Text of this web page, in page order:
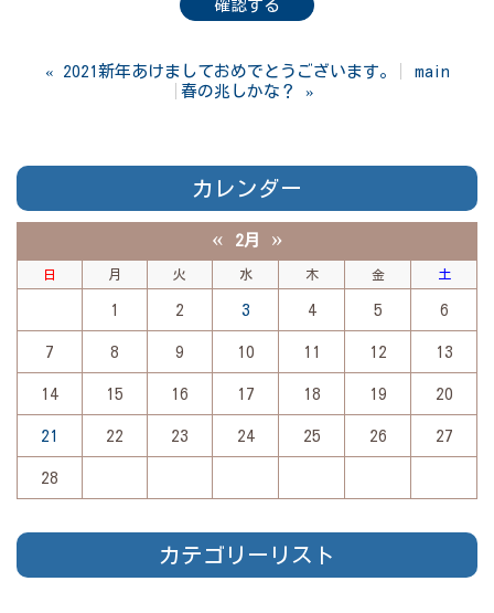
« 2021新年あけましておめでとうございます。
main
春の兆しかな？
»
カレンダー
« 2月 »
日 月 火 水 木 金 土
1 2 3 4 5 6
7 8 9 10 11 12 13
14 15 16 17 18 19 20
21 22 23 24 25 26 27
28
カテゴリーリスト